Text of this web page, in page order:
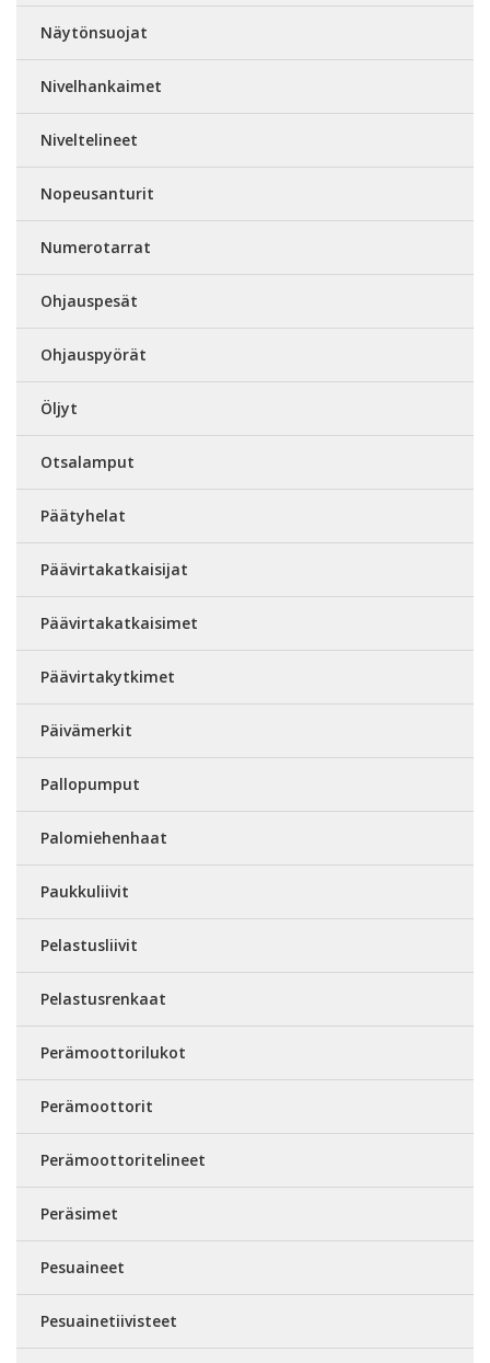
Näytönsuojat
Nivelhankaimet
Niveltelineet
Nopeusanturit
Numerotarrat
Ohjauspesät
Ohjauspyörät
Öljyt
Otsalamput
Päätyhelat
Päävirtakatkaisijat
Päävirtakatkaisimet
Päävirtakytkimet
Päivämerkit
Pallopumput
Palomiehenhaat
Paukkuliivit
Pelastusliivit
Pelastusrenkaat
Perämoottorilukot
Perämoottorit
Perämoottoritelineet
Peräsimet
Pesuaineet
Pesuainetiivisteet